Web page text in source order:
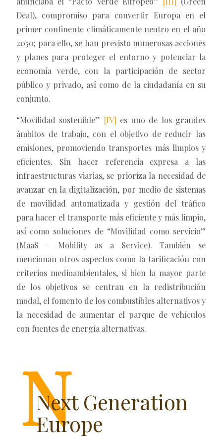
Deal), compromiso para convertir Europa en el
primer continente climáticamente neutro en el año
2050; para ello, se han previsto numerosas acciones
y planes para proteger el entorno y potenciar la
economía verde, con la participación de sector
público y privado, así como de la ciudadanía en su
conjunto.
“Movilidad sostenible” [IV] es uno de los grandes
ámbitos de trabajo, con el objetivo de reducir las
emisiones, promoviendo transportes más limpios y
eficientes. Sin hacer referencia expresa a las
infraestructuras viarias, se prioriza la necesidad de
avanzar en la digitalización, por medio de sistemas
de movilidad automatizada y gestión del tráfico
para hacer el transporte más eficiente y más limpio,
así como soluciones de “Movilidad como servicio”
(MaaS – Mobility as a Service). También se
mencionan otros aspectos como la tarificación con
criterios medioambientales, si bien la mayor parte
de los objetivos se centran en la redistribución
modal, el fomento de los combustibles alternativos y
la necesidad de aumentar el parque de vehículos
con fuentes de energía alternativas.
Next Generation
Europe